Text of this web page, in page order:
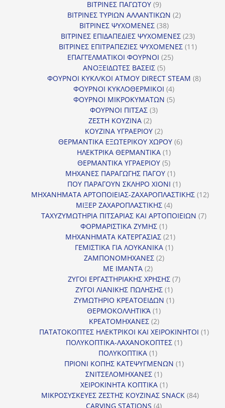
ΒΙΤΡΙΝΕΣ ΠΑΓΩΤΟΥ 99
προϊόντα
ΒΙΤΡΙΝΕΣ ΤΥΡΙΩΝ ΑΛΛΑΝΤΙΚΩΝ 22
ΒΙΤΡΙΝΕΣ ΨΥΧΟΜΕΝΕΣ 3838
προϊόντα
ΒΙΤΡΙΝΕΣ ΕΠΙΔΑΠΕΔΙΕΣ ΨΥΧΟΜΕΝΕΣ 2323
προϊόντα
ΒΙΤΡΙΝΕΣ ΕΠΙΤΡΑΠΕΖΙΕΣ ΨΥΧΟΜΕΝΕΣ 1111
ΕΠΑΓΓΕΛΜΑΤΙΚΟΙ ΦΟΥΡΝΟΙ 2525
ΑΝΟΞΕΙΔΩΤΕΣ ΒΑΣΕΙΣ 55
προϊόντα
ΦΟΥΡΝΟΙ ΚΥΚΛ/ΚΟΙ ΑΤΜΟΥ DIRECT STEAM 88
ΦΟΥΡΝΟΙ ΚΥΚΛΟΘΕΡΜΙΚΟΙ 44
προϊόντα
ΦΟΥΡΝΟΙ ΜΙΚΡΟΚΥΜΑΤΩΝ 55
ΦΟΥΡΝΟΙ ΠΙΤΣΑΣ 33
ΖΕΣΤΗ ΚΟΥΖΙΝΑ 22
προϊόντα
ΚΟΥΖΙΝΑ ΥΓΡΑΕΡΙΟΥ 22
προϊόντα
ΘΕΡΜΑΝΤΙΚΑ ΕΞΩΤΕΡΙΚΟΥ ΧΩΡΟΥ 66
ΗΛΕΚΤΡΙΚΑ ΘΕΡΜΑΝΤΙΚΑ 11
προϊόν
ΘΕΡΜΑΝΤΙΚΑ ΥΓΡΑΕΡΙΟΥ 55
προϊόντα
ΜΗΧΑΝΕΣ ΠΑΡΑΓΩΓΗΣ ΠΑΓΟΥ 11
προϊόν
ΠΟΥ ΠΑΡΑΓΟΥΝ ΣΚΛΗΡΟ ΧΙΟΝΙ 11
προϊόν
ΜΗΧΑΝΗΜΑΤΑ ΑΡΤΟΠΟΙΕΙΑΣ-ΖΑΧΑΡΟΠΛΑΣΤΙΚΗΣ 1212
ΜΙΞΕΡ ΖΑΧΑΡΟΠΛΑΣΤΙΚΗΣ 44
προϊόντα
ΤΑΧΥΖΥΜΩΤΗΡΙΑ ΠΙΤΣΑΡΙΑΣ ΚΑΙ ΑΡΤΟΠΟΙΕΙΩΝ 77
ΦΟΡΜΑΡΙΣΤΙΚΑ ΖΥΜΗΣ 11
προϊόν
ΜΗΧΑΝΗΜΑΤΑ ΚΑΤΕΡΓΑΣΙΑΣ 2121
προϊόντα
ΓΕΜΙΣΤΙΚΑ ΓΙΑ ΛΟΥΚΑΝΙΚΑ 11
ΖΑΜΠΟΝΟΜΗΧΑΝΕΣ 22
ΜΕ ΙΜΑΝΤΑ 22
προϊόντα
ΖΥΓΟΙ ΕΡΓΑΣΤΗΡΙΑΚΗΣ ΧΡΗΣΗΣ 77
ΖΥΓΟΙ ΛΙΑΝΙΚΗΣ ΠΩΛΗΣΗΣ 11
προϊόν
ΖΥΜΩΤΗΡΙΟ ΚΡΕΑΤΟΕΙΔΩΝ 11
ΘΕΡΜΟΚΟΛΛΗΤΙΚΆ 11
προϊόν
ΚΡΕΑΤΟΜΗΧΑΝΕΣ 22
προϊόντα
ΠΑΤΑΤΟΚΟΠΤΕΣ ΗΛΕΚΤΡΙΚΟΙ ΚΑΙ ΧΕΙΡΟΚΙΝΗΤΟΙ 11
ΠΟΛΥΚΟΠΤΙΚΑ-ΛΑΧΑΝΟΚΟΠΤΕΣ 11
ΠΟΛΥΚΟΠΤΙΚΑ 11
προϊόν
ΠΡΙΟΝΙ ΚΟΠΗΣ ΚΑΤΕΨΥΓΜΕΝΩΝ 11
ΣΝΙΤΣΕΛΟΜΗΧΑΝΕΣ 11
προϊόν
ΧΕΙΡΟΚΙΝΗΤΑ ΚΟΠΤΙΚΑ 11
προϊόν
ΜΙΚΡΟΣΥΣΚΕΥΕΣ ΖΕΣΤΗΣ ΚΟΥΖΙΝΑΣ SNACK 8484
CARVING STATIONS 44